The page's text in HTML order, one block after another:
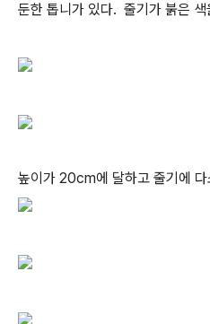
둔한 톱니가 있다. 줄기가 붉은 색
높이가 20cm에 달하고 줄기에